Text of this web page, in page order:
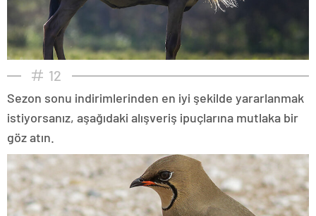
12
Sezon sonu indirimlerinden en iyi şekilde yararlanmak
istiyorsanız, aşağıdaki alışveriş ipuçlarına mutlaka bir
göz atın.